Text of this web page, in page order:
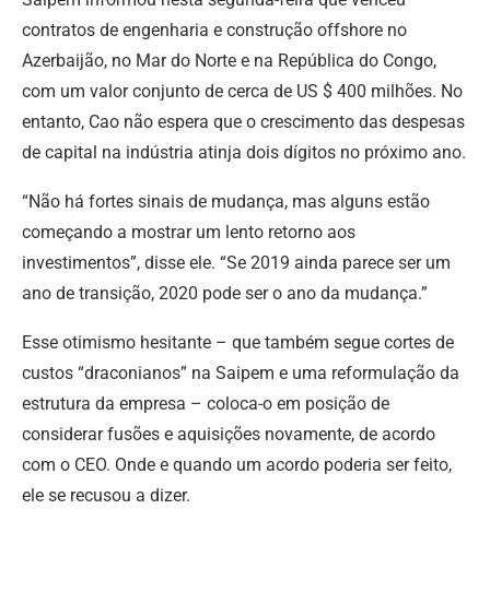
contratos de engenharia e construção offshore no
Azerbaijão, no Mar do Norte e na República do Congo,
com um valor conjunto de cerca de US $ 400 milhões. No
entanto, Cao não espera que o crescimento das despesas
de capital na indústria atinja dois dígitos no próximo ano.
“Não há fortes sinais de mudança, mas alguns estão
começando a mostrar um lento retorno aos
investimentos”, disse ele. “Se 2019 ainda parece ser um
ano de transição, 2020 pode ser o ano da mudança.”
Esse otimismo hesitante – que também segue cortes de
custos “draconianos” na Saipem e uma reformulação da
estrutura da empresa – coloca-o em posição de
considerar fusões e aquisições novamente, de acordo
com o CEO. Onde e quando um acordo poderia ser feito,
ele se recusou a dizer.